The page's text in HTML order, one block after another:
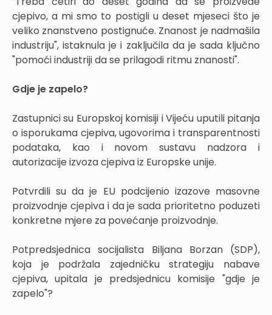
cjepivo, a mi smo to postigli u deset mjeseci što je
veliko znanstveno postignuće. Znanost je nadmašila
industriju", istaknula je i zaključila da je sada ključno
"pomoći industriji da se prilagodi ritmu znanosti".
Gdje je zapelo?
Zastupnici su Europskoj komisiji i Vijeću uputili pitanja
o isporukama cjepiva, ugovorima i transparentnosti
podataka, kao i novom sustavu nadzora i
autorizacije izvoza cjepiva iz Europske unije.
Potvrdili su da je EU podcijenio izazove masovne
proizvodnje cjepiva i da je sada prioritetno poduzeti
konkretne mjere za povećanje proizvodnje.
Potpredsjednica socijalista Biljana Borzan (SDP),
koja je podržala zajedničku strategiju nabave
cjepiva, upitala je predsjednicu komisije "gdje je
zapelo"?